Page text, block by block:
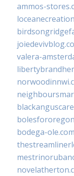
ammos-
valera-
bodega-ole.com